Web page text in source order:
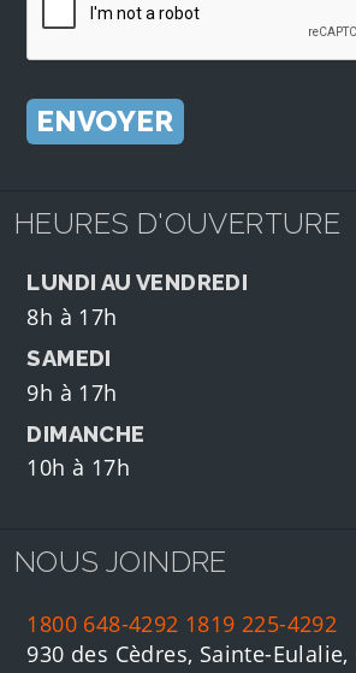
HEURES D'OUVERTURE
LUNDI AU VENDREDI
8h à 17h
SAMEDI
9h à 17h
DIMANCHE
10h à 17h
NOUS JOINDRE
1800 648-4292 1819 225-4292
930 des Cèdres, Sainte-Eulalie,